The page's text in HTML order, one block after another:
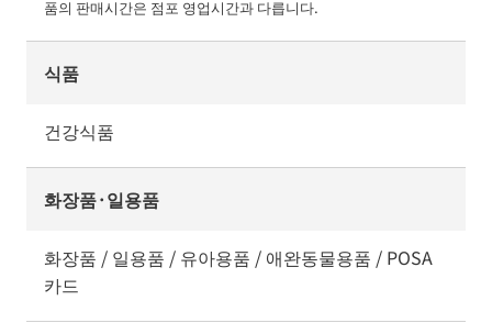
품의 판매시간은 점포 영업시간과 다릅니다.
식품
건강식품
화장품·일용품
화장품 / 일용품 / 유아용품 / 애완동물용품 / POSA
카드